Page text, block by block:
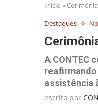
Início »
Destaques
A CONTEC
assistência
escrito por